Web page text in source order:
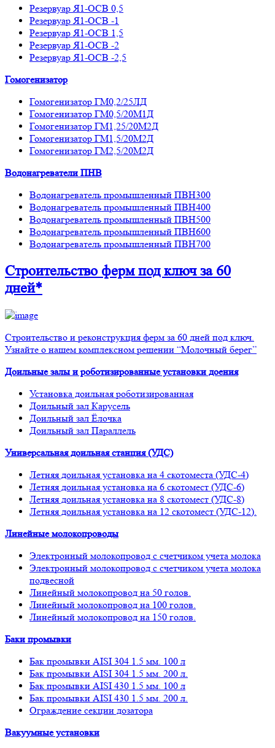
Резервуар Я1-ОСВ 0,5
Резервуар Я1-ОСВ -1
Резервуар Я1-ОСВ 1,5
Резервуар Я1-ОСВ -2
Резервуар Я1-ОСВ -2,5
Гомогенизатор
Гомогенизатор ГМ0,2/25ЛД
Гомогенизатор ГМ0,5/20М1Д
Гомогенизатор ГМ1,25/20М2Д
Гомогенизатор ГМ1,5/20М2Д
Гомогенизатор ГМ2,5/20М2Д
Водонагреватели ПНВ
Водонагреватель промышленный ПВН300
Водонагреватель промышленный ПВН400
Водонагреватель промышленный ПВН500
Водонагреватель промышленный ПВН600
Водонагреватель промышленный ПВН700
Строительство фермпод ключ за 60
дней*
Строительство и реконструкция ферм за 60 дней под ключ.
Узнайте о нашем комплексном решении “Молочный берег”
Доильные залы и роботизированные установки доения
Установка доильная роботизированная
Доильный зал Карусель
Доильный зал Ёлочка
Доильный зал Параллель
Универсальная доильная станция (УДС)
Летняя доильная установка на 4 скотоместа (УДС-4)
Летняя доильная установка на 6 скотомест (УДС-6)
Летняя доильная установка на 8 скотомест (УДС-8)
Летняя доильная установка на 12 скотомест (УДС-12).
Линейные молокопроводы
Электронный молокопровод с счетчиком учета молока
Электронный молокопровод с счетчиком учета молока
подвесной
Линейный молокопровод на 50 голов.
Линейный молокопровод на 100 голов.
Линейный молокопровод на 150 голов.
Баки промывки
Бак промывки AISI 304 1.5 мм. 100 л
Бак промывки AISI 304 1.5 мм. 200 л.
Бак промывки AISI 430 1.5 мм. 100 л
Бак промывки AISI 430 1.5 мм. 200 л.
Ограждение секции дозатора
Вакуумные установки